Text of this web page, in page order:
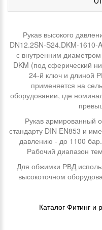
Рукав высокого
DN12.2SN-S24.DKM-1610-
с внутренним
DKM (под сферический
24-й ключ и длиной
применяется на
оборудовании, где
Рукав армированный
стандарту DIN EN853 и
давлению - до 1100
Рабочий диапазон
Для обжимки РВД
высокоточном
Каталог Фитинг и